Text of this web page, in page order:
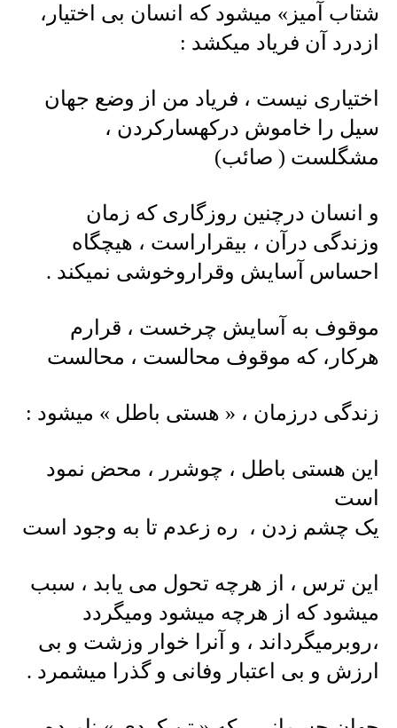
شتاب آمیز» میشود که انسان بی اختیار،
ازدرد آن فریاد میکشد :
اختیاری نیست ، فریاد من از وضع جهان
سیل را خاموش درکهسارکردن ،
مشگلست ( صائب)
و انسان درچنین روزگاری که زمان
وزندگی درآن ، بیقراراست ، هیچگاه
احساس آسایش وقراروخوشی نمیکند .
موقوف به آسایش چرخست ، قرارم
هرکار، که موقوف محالست ، محالست
زندگی درزمان ، « هستی باطل » میشود :
این هستی باطل ، چوشرر ، محض نمود
است
یک چشم زدن ، ره زعدم تا به وجود است
این ترس ، از هرچه تحول می یابد ، سبب
میشود که از هرچه میشود ومیگردد
،روبرمیگرداند ، و آنرا خوار وزشت و بی
ارزش و بی اعتبار وفانی و گذرا میشمرد .